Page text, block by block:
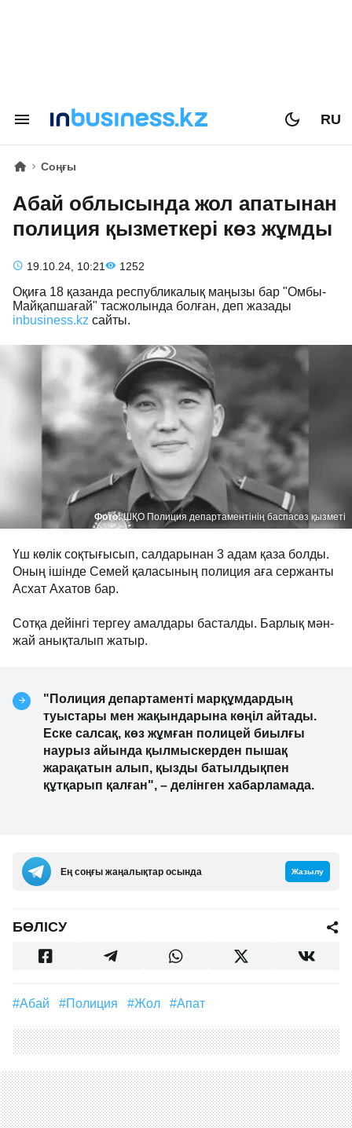
RU
Соңғы
Абай облысында жол апатынан
полиция қызметкері көз жұмды
19.10.24, 10:21 1252
Оқиға 18 қазанда республикалық маңызы бар "Омбы-
Майқапшағай" тасжолында болған, деп жазады
inbusiness.kz сайты.
Фото:ШҚО Полиция департаментінің баспасөз қызметі
Үш көлік соқтығысып, салдарынан 3 адам қаза болды.
Оның ішінде Семей қаласының полиция аға сержанты
Асхат Ахатов бар.
Сотқа дейінгі тергеу амалдары басталды. Барлық мән-
жай анықталып жатыр.
"Полиция департаменті марқұмдардың
туыстары мен жақындарына көңіл айтады.
Еске салсақ, көз жұмған полицей биылғы
наурыз айында қылмыскерден пышақ
жарақатын алып, қызды батылдықпен
құтқарып қалған", – делінген хабарламада.
Ең соңғы жаңалықтар осында Жазылу
БӨЛІСУ
#Абай #полиция #жол #апат